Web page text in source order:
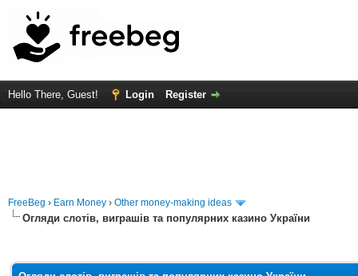
Hello There, Guest! Login Register
FreeBeg › Earn Money › Other money-making ideas
Огляди слотів, виграшів та популярних казино України